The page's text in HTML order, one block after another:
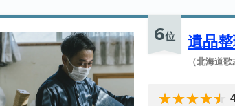
6位 遺品
（北海道